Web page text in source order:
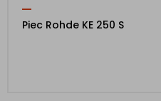
Piec Rohde KE 250 S